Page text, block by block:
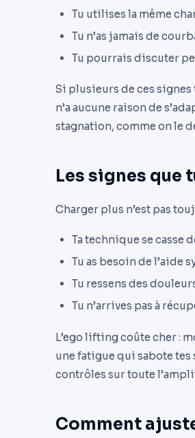
Tu utilises la même
Tu n’as jamais de
Tu pourrais discuter
Si plusieurs de ces
n’a aucune raison de
stagnation, comme on le
Les signes que
Charger plus n’est pas
Ta technique se casse
Tu as besoin de l’aide
Tu ressens des
Tu n’arrives pas à
L’ego lifting coûte cher :
une fatigue qui sabote tes
contrôles sur toute
Comment